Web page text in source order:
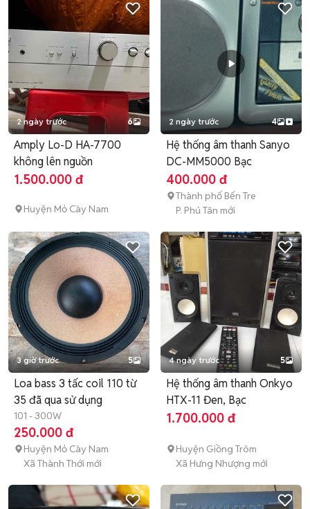
2 ngày trước 6
Amply Lo-D HA-7700
không lên nguồn
1.500.000 đ
Huyện Mỏ Cày Nam
2 ngày trước 4
Hệ thống âm thanh Sanyo
DC-MM5000 Bạc
400.000 đ
Thành phố Bến Tre
P. Phú Tân mới
3 giờ trước 5
Loa bass 3 tấc coil 110 từ
35 đã qua sử dụng
101 - 300W
250.000 đ
Huyện Mỏ Cày Nam
Xã Thành Thới mới
4 ngày trước 5
Hệ thống âm thanh Onkyo
HTX-11 Đen, Bạc
1.700.000 đ
Huyện Giồng Trôm
Xã Hưng Nhượng mới